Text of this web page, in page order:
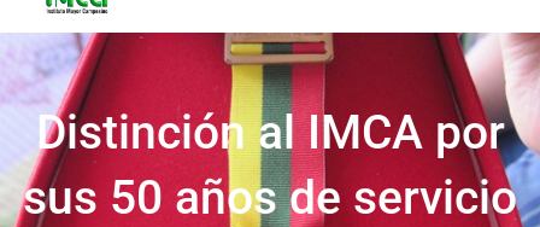
Distinción al IMCA por
sus 50 años de servicio